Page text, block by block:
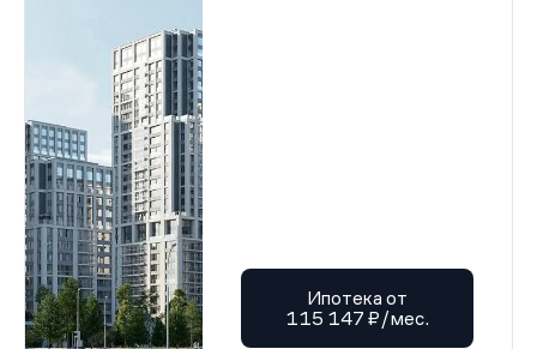
Ипотека от
115 147 ₽/мес.